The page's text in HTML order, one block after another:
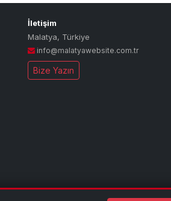
İletişim
Malatya, Türkiye
info@malatyawebsite.com.tr
Bize Yazın